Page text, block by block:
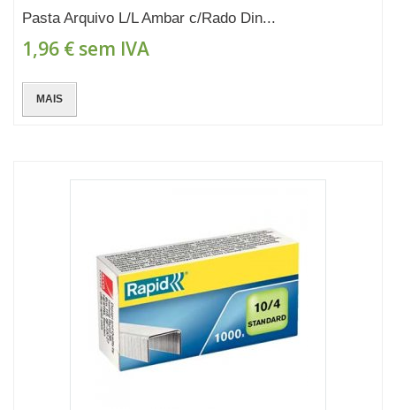
Pasta Arquivo L/L Ambar c/Rado Din...
1,96 € sem IVA
MAIS